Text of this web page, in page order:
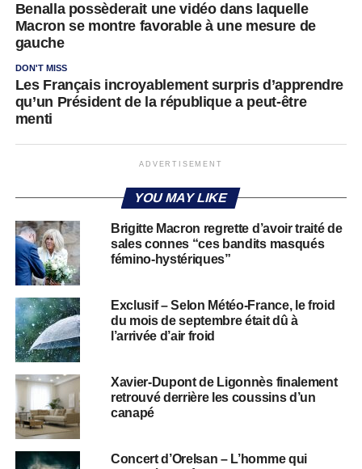
Benalla possèderait une vidéo dans laquelle
Macron se montre favorable à une mesure de
gauche
DON'T MISS
Les Français incroyablement surpris d’apprendre
qu’un Président de la république a peut-être
menti
ADVERTISEMENT
YOU MAY LIKE
Brigitte Macron regrette d’avoir traité de
sales connes “ces bandits masqués
fémino-hystériques”
Exclusif – Selon Météo-France, le froid
du mois de septembre était dû à
l’arrivée d’air froid
Xavier-Dupont de Ligonnès finalement
retrouvé derrière les coussins d’un
canapé
Concert d’Orelsan – L’homme qui